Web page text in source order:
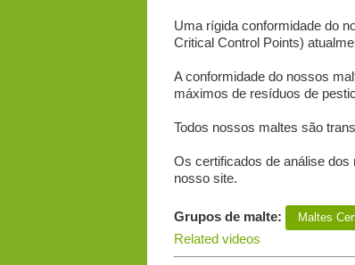
Uma rígida conformidade do
Critical Control Points)
A conformidade do nossos
máximos de resíduos de
Todos nossos maltes são
Os certificados de análise
nosso site.
Grupos de malte: Maltes
Related videos